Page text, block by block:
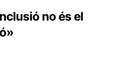
no és el